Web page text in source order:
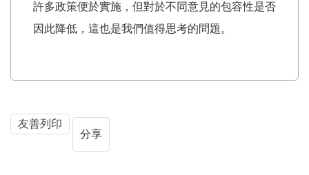
許多政策便於實施，但對於不同意見的包容性是否
因此降低，這也是我們值得思考的問題。
友善列印
分享